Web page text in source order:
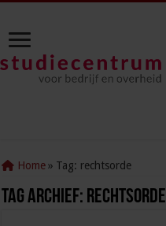
Home » Tag: rechtsorde
Tag Archief: rechtsorde